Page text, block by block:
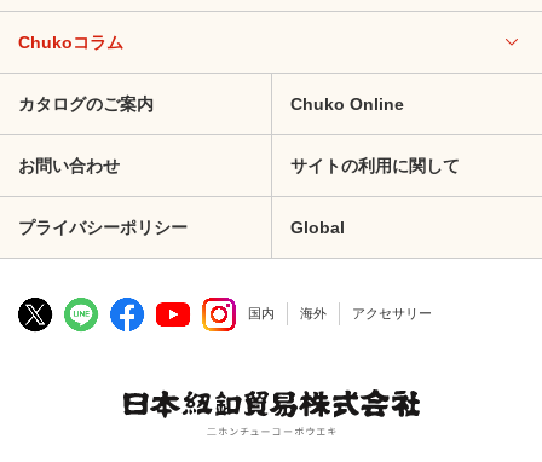
Chukoコラム
カタログのご案内 Chuko Online
お問い合わせ サイトの利用に関して
プライバシーポリシー Global
国内 海外 アクセサリー